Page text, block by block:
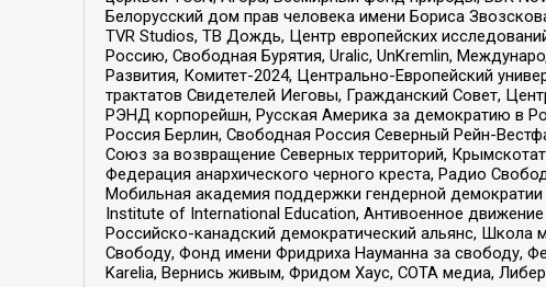
Белорусский дом прав человека имени Бориса
TVR Studios, ТВ Дождь, Центр европейских
Россию, Свободная Бурятия, Uralic, UnKremlin,
Развития, Комитет-2024, Центрально-Европейский
трактатов Свидетелей Иеговы, Гражданский Совет,
РЭНД корпорейшн, Русская Америка за демократию в
Россия Берлин, Свободная Россия Северный Рейн-
Союз за возвращение Северных территорий,
Федерация анархического черного креста, Радио
Мобильная академия поддержки гендерной
Institute of International Education, Антивоенное
Российско-канадский демократический альянс,
Свободу, Фонд имени Фридриха Науманна за свободу,
Karelia, Вернись живым, Фридом Хаус, СОТА медиа,